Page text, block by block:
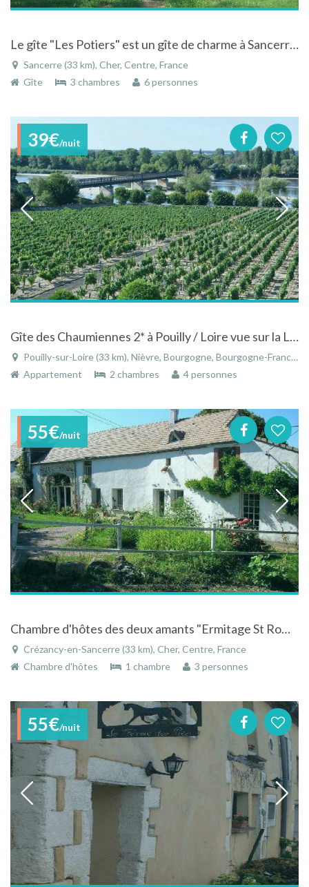
Le gîte "Les Potiers" est un gîte de charme à Sancerre, classé 3 épis gîtes de France
Sancerre (33 km), Cher, Centre, France
Gîte
3 chambres 6 personnes
39€/nuit
Gîte des Chaumiennes 2* à Pouilly / Loire vue sur la Loire et les vignes
Pouilly-sur-Loire (33 km), Nièvre, Bourgogne, Bourgogne-Franche-Comté, France
Appartement
2 chambres 4 personnes
55€/nuit
Chambre d'hôtes des deux amants "Ermitage St Romble" à Crézancy en Sancerre
Crézancy-en-Sancerre (33 km), Cher, Centre, France
Chambre d'hôtes
1 chambre 3 personnes
55€/nuit